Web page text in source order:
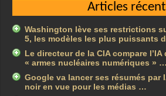
Articles
Washington lève ses restrictions
5, les modèles les plus puissants
Le directeur de la CIA compare
« armes nucléaires numériques » …
Google va lancer ses résumés par
noir en vue pour les médias …